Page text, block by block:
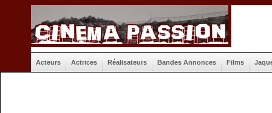
Acteurs Actrices Réalisateurs Bandes Annonces Films